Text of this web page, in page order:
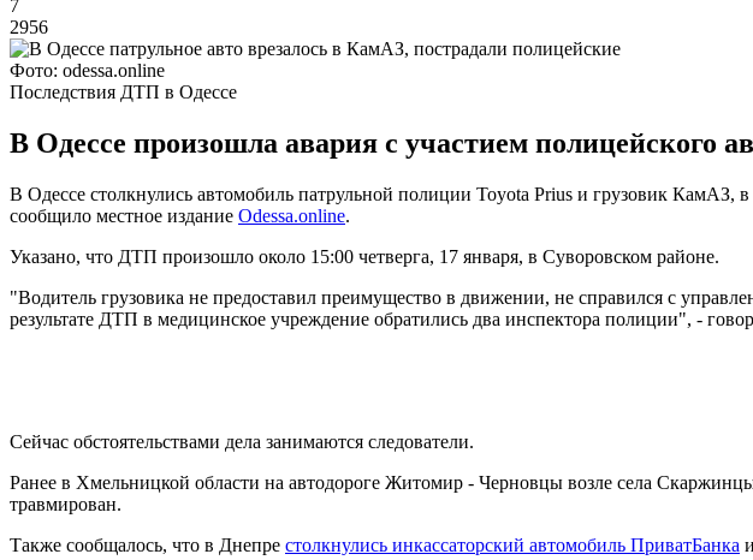
7
2956
Фото: odessa.online
Последствия ДТП в Одессе
В Одессе произошла авария с участием полицейского
В Одессе столкнулись автомобиль патрульной полиции Toyota Prius и грузовик КамАЗ,
сообщило местное издание Odessa.online.
Указано, что ДТП произошло около 15:00 четверга, 17 января, в Суворовском районе.
"Водитель грузовика не предоставил преимущество в движении, не справился с
результате ДТП в медицинское учреждение обратились два инспектора полиции", -
Сейчас обстоятельствами дела занимаются следователи.
Ранее в Хмельницкой области на автодороге Житомир - Черновцы возле села
травмирован.
Также сообщалось, что в Днепре столкнулись инкассаторский автомобиль ПриватБанка